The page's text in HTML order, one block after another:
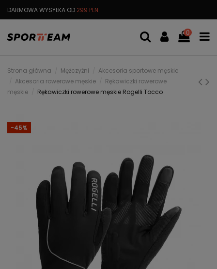
DARMOWA WYSYŁKA OD 299 PLN
0
Strona główna Mężczyźni
Akcesoria sportowe męskie
Akcesoria rowerowe męskie
Rękawiczki rowerowe
męskie
Rękawiczki rowerowe męskie Rogelli Tocco
-45%